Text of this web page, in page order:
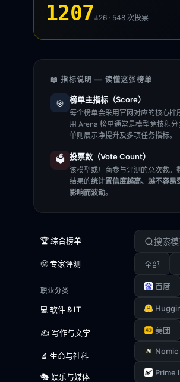
1207±26 · 548次投票
📖 指标说明 — 读懂这张榜单
🎯 榜单主指标（Score）
每个榜单会采用官网对应的核心排
用 Arena 榜单通常是模型竞技积
单则展示净提升及多项任务指标。
🗳️ 投票数（Vote Count）
该模型或厂商参与评测的总次数。
结果的统计置信度越高、越不容易
影响而波动。
🏆 综合榜单
😤 专家评测
职业分类
💻 软件 & IT
✍️ 写作与文学
🔬 生命与社科
🎭 娱乐与媒体
全部
百度
美团
Nomic
Prime